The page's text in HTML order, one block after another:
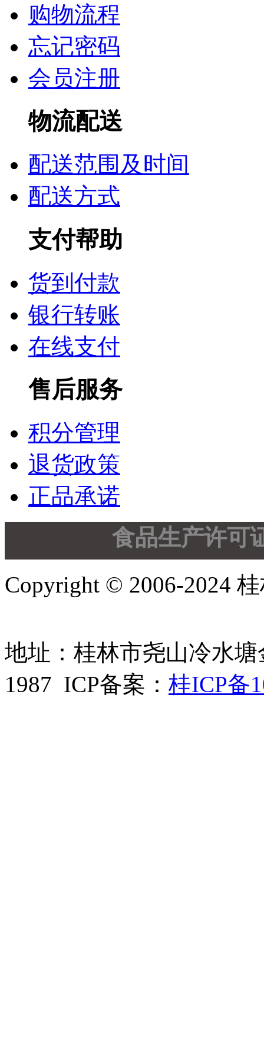
购物流程
忘记密码
会员注册
物流配送
配送范围及时间
配送方式
支付帮助
货到付款
银行转账
在线支付
售后服务
积分管理
退货政策
正品承诺
食品生产许可
Copyright © 2006-2024
地址：桂林市尧山冷水
1987 ICP备案： 桂ICP备